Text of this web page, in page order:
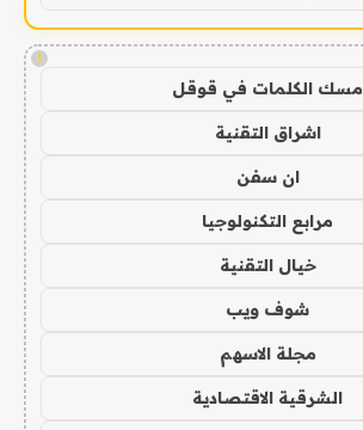
!
مسك الكلمات في قوقل
اشراق التقنية
ان سفن
مرابع التكنولوجيا
خيال التقنية
شوف ويب
مجلة الاسهم
الشرقية الاقتصادية